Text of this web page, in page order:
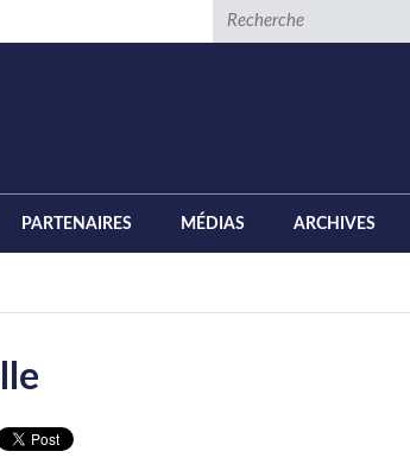
Recherche
PARTENAIRES MÉDIAS ARCHIVES